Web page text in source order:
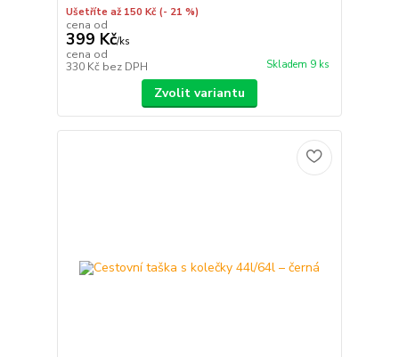
Ušetříte až 150 Kč (- 21 %)
cena od
399 Kč/ks
cena od
330 Kč bez DPH Skladem 9 ks
Zvolit variantu